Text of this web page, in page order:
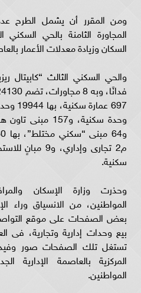
ومن المقرر أن يشمل الطرح
المجاورة الثامنة بالحي السكني
السكان وزيادة معدلات الأعمار
سكنية.
وحذرت وزارة الإسكان
المواطنين، من الانسياق وراء
بعض الصفحات على موقع
بيع وحدات إدارية وتجارية، فى
تستغل تلك الصفحات صور
المركزية بالعاصمة الإدارية
المواطنين.